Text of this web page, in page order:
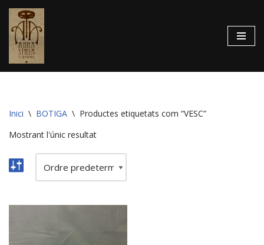
Vés
al
contingut
Inici \ BOTIGA \ Productes etiquetats com “VESC”
Mostrant l'únic resultat